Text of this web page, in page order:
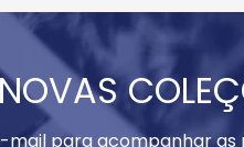
mail para acompanhar as